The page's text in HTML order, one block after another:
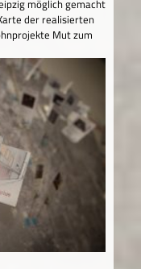
möglich gemacht
der realisierten
Mut zum